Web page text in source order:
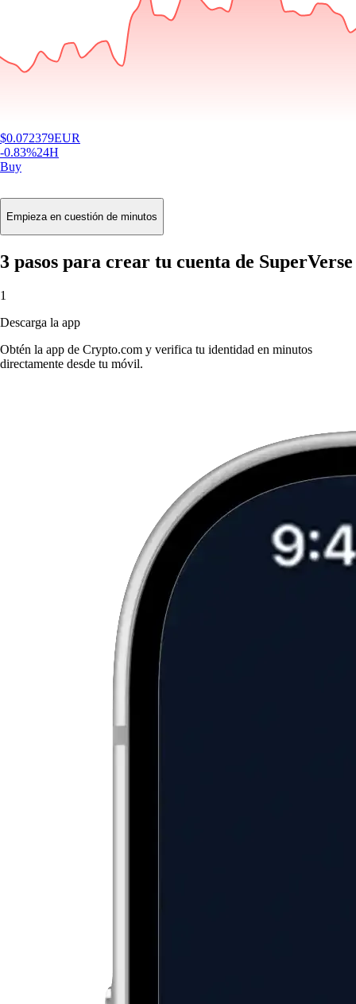
$0.072379EUR
-0.83%24H
Buy
Empieza en cuestión de minutos
3 pasos para crear tu cuenta de SuperVerse
1
Descarga la app
Obtén la app de Crypto.com y verifica tu identidad en minutos
directamente desde tu móvil.